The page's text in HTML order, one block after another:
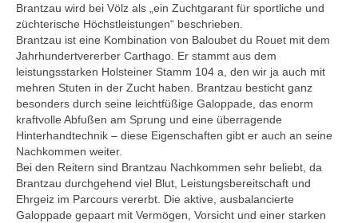
Grannus – Argentinus
Eowyn – El Bundy – Imperator – Gralsritter
Cleopatra – Carbano – Silvester – Corporal
El Saphir – El Bundy – Wiener Skat –
Atatürk
Sydney – Stenograph – La Zarras – Fantus
Uphelia – Ultra Boy – Stenograph – La
Zarras
Brantzau wird bei Völz als „ein Zuchtgarant für sportliche und
züchterische Höchstleistungen“ beschrieben.
Brantzau ist eine Kombination von Baloubet du Rouet mit dem
Jahrhundertvererber Carthago. Er stammt aus dem
leistungsstarken Holsteiner Stamm 104 a, den wir ja auch mit
mehren Stuten in der Zucht haben. Brantzau besticht ganz
besonders durch seine leichtfüßige Galoppade, das enorm
kraftvolle Abfußen am Sprung und eine überragende
Hinterhandtechnik – diese Eigenschaften gibt er auch an seine
Nachkommen weiter.
Bei den Reitern sind Brantzau Nachkommen sehr beliebt, da
Brantzau durchgehend viel Blut, Leistungsbereitschaft und
Ehrgeiz im Parcours vererbt. Die aktive, ausbalancierte
Galoppade gepaart mit Vermögen, Vorsicht und einer starken